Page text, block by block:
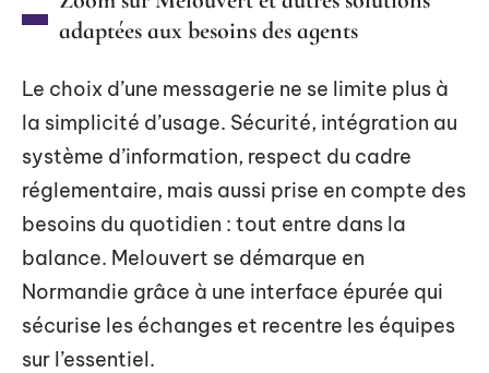
adaptées aux besoins des agents
Le choix d’une messagerie ne se limite plus à
la simplicité d’usage. Sécurité, intégration au
système d’information, respect du cadre
réglementaire, mais aussi prise en compte des
besoins du quotidien : tout entre dans la
balance. Melouvert se démarque en
Normandie grâce à une interface épurée qui
sécurise les échanges et recentre les équipes
sur l’essentiel.